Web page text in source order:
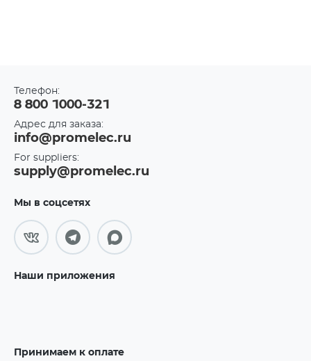
Телефон:
8 800 1000-321
Адрес для заказа:
info@promelec.ru
For suppliers:
supply@promelec.ru
Мы в соцсетях
Наши приложения
Принимаем к оплате